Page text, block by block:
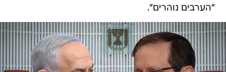
"הערבים נוהרים".